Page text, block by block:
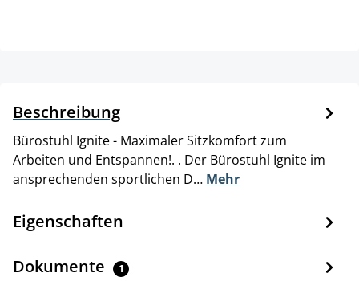
Beschreibung
Bürostuhl Ignite - Maximaler Sitzkomfort zum
Arbeiten und Entspannen!. . Der Bürostuhl Ignite im
ansprechenden sportlichen D… Mehr
Eigenschaften
Dokumente 1